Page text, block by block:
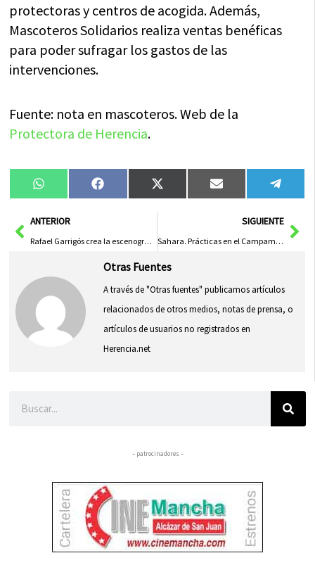
protectoras y centros de acogida. Además,
Mascoteros Solidarios realiza ventas benéficas
para poder sufragar los gastos de las
intervenciones.
Fuente: nota en mascoteros. Web de la
Protectora de Herencia.
Compartir
en
WhatsAppCompartir
en
FacebookCompartir
en
X
(Twitter)
Compartir
en
Email
en
AntANTERIOR
Rafael Garrigós crea la escenografía para «Don Juan en Alcalá 2010»
SIGUIENTE
Sahara. Prácticas en el Campamento de Refugiados
Otras Fuentes
A través de "Otras fuentes" publicamos artículos
relacionados de otros medios, notas de prensa, o
artículos de usuarios no registrados en
Herencia.net
– patrocinadores –